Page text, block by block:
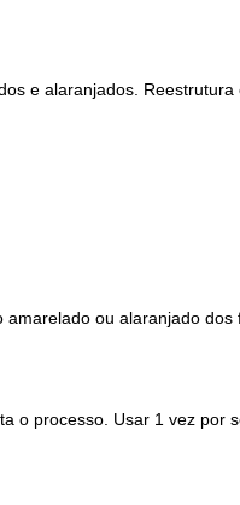
e alaranjados.
ou alaranjado
o processo. Usar 1 vez por